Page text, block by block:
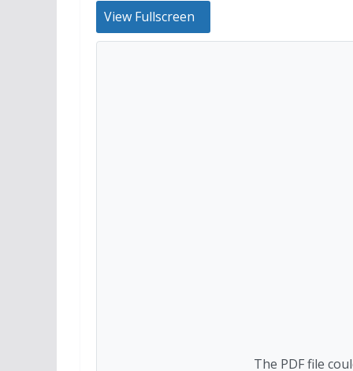
View Fullscreen
The PDF file